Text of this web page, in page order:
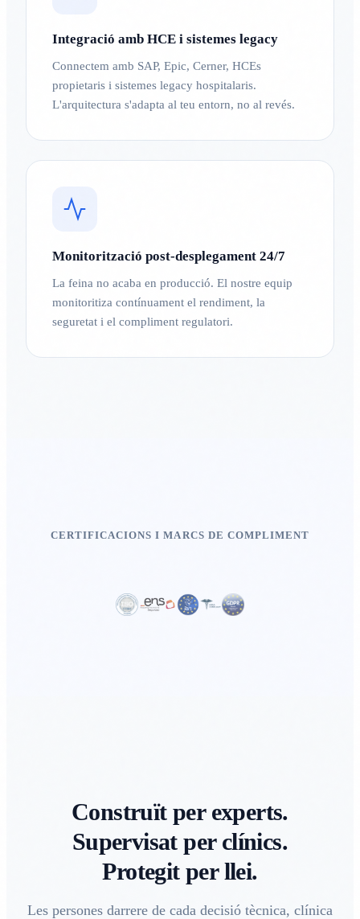
Integració amb HCE i sistemes legacy
Connectem amb SAP, Epic, Cerner, HCEs
propietaris i sistemes legacy hospitalaris.
L'arquitectura s'adapta al teu entorn, no al revés.
Monitorització post-desplegament 24/7
La feina no acaba en producció. El nostre equip
monitoritiza contínuament el rendiment, la
seguretat i el compliment regulatori.
CERTIFICACIONS I MARCS DE COMPLIMENT
Construït per experts.
Supervisat per clínics.
Protegit per llei.
Les persones darrere de cada decisió tècnica, clínica